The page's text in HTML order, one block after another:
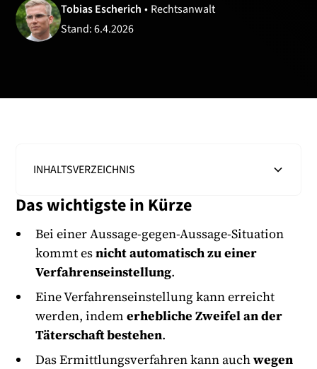
Tobias Escherich • Rechtsanwalt
Stand:6.4.2026
INHALTSVERZEICHNIS
Heading 2
Das wichtigste in Kürze
Bei einer Aussage-gegen-Aussage-Situation
kommt esnicht automatisch zu einer
Verfahrenseinstellung.
Eine Verfahrenseinstellung kann erreicht
werden, indemerhebliche Zweifel an der
Täterschaft bestehen.
Das Ermittlungsverfahren kann auchwegen